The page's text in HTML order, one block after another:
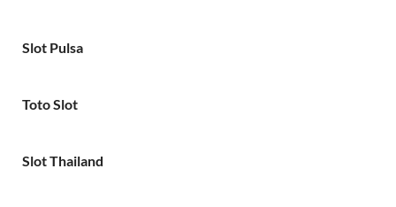
Slot Pulsa
Toto Slot
Slot Thailand